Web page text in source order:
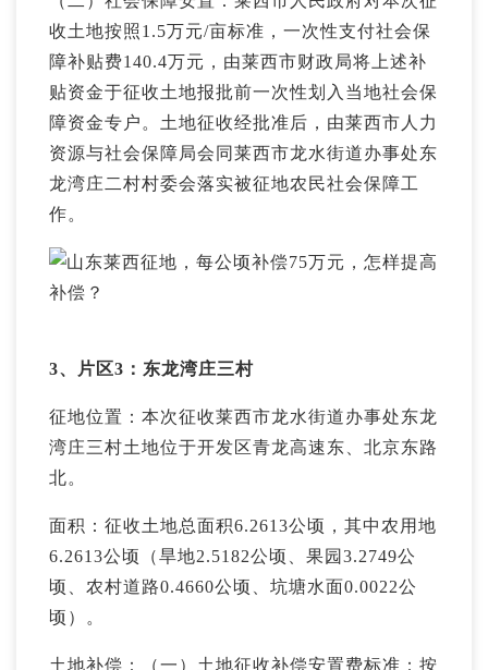
收土地按照1.5万元/亩标准，一次性支付社会保
障补贴费140.4万元，由莱西市财政局将上述补
贴资金于征收土地报批前一次性划入当地社会保
障资金专户。土地征收经批准后，由莱西市人力
资源与社会保障局会同莱西市龙水街道办事处东
龙湾庄二村村委会落实被征地农民社会保障工
作。
3、片区3：东龙湾庄三村
征地位置：本次征收莱西市龙水街道办事处东龙
湾庄三村土地位于开发区青龙高速东、北京东路
北。
面积：征收土地总面积6.2613公顷，其中农用地
6.2613公顷（旱地2.5182公顷、果园3.2749公
顷、农村道路0.4660公顷、坑塘水面0.0022公
顷）。
土地补偿：（一）土地征收补偿安置费标准：按